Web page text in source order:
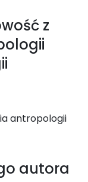
z
antropologii
autora